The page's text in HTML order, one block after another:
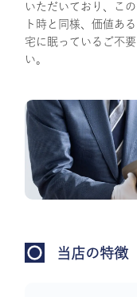
いただいており、こ
ト時と同様、価値あ
宅に眠っているご不
い。
当店の特徴